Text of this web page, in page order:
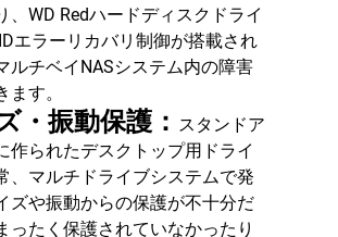
、WD Redハードディスクドライ
エラーリカバリ制御が搭載され
ルチベイNASシステム内の障害
ます。
・振動保護： スタンドア
作られたデスクトップ用ドライ
、マルチドライブシステムで発
ズや振動からの保護が不十分だ
ったく保護されていなかったり